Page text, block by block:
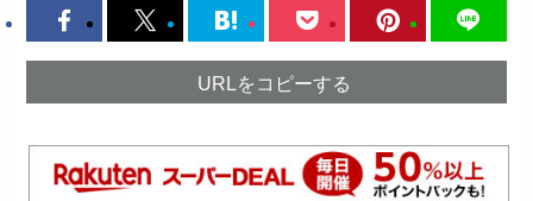
URLをコピーする